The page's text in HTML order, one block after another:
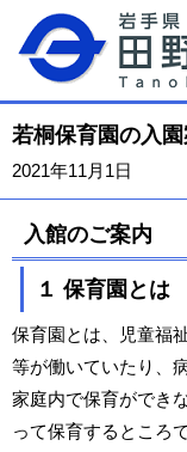
若桐保育園の入
2021年11月1日
入館のご案内
１ 保育園とは
保育園とは、児童福
等が働いていたり、
家庭内で保育ができ
って保育するところで